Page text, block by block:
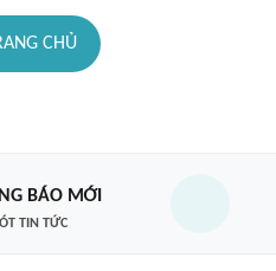
CHỦ
BÁO MỚI
TIN TỨC